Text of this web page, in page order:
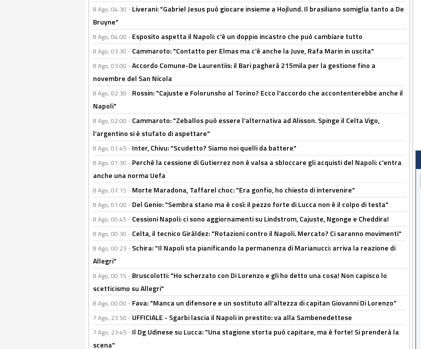
8 Ago, 04:30 - Liverani: "Gabriel Jesus può giocare insieme a Hojlund. Il brasiliano somiglia tanto a De
Bruyne"
8 Ago, 04:00 - Esposito aspetta il Napoli: c'è un doppio incastro che può cambiare tutto
8 Ago, 03:30 - Cammaroto: "Contatto per Elmas ma c'è anche la Juve, Rafa Marin in uscita"
8 Ago, 03:00 -Accordo Comune-De Laurentiis: il Bari pagherà 215mila per la gestione fino a
novembre del San Nicola
8 Ago, 02:30 - Rossin: "Cajuste e Folorunsho al Torino? Ecco l'accordo che accontenterebbe anche il
Napoli"
8 Ago, 02:00 - Cammaroto: "Zeballos può essere l’alternativa ad Alisson. Spinge il Celta Vigo,
l’argentino si è stufato di aspettare"
8 Ago, 01:45 - Inter, Chivu: "Scudetto? Siamo noi quelli da battere"
8 Ago, 01:30 - Perché la cessione di Gutierrez non è valsa a sbloccare gli acquisti del Napoli: c'entra
anche una norma Uefa
8 Ago, 01:15 - Morte Maradona, Taffarel choc: "Era gonfio, ho chiesto di intervenire"
8 Ago, 01:00 - Del Genio: "Sembra stano ma è così: il pezzo forte di Lucca non è il colpo di testa"
8 Ago, 00:45 - Cessioni Napoli: ci sono aggiornamenti su Lindstrom, Cajuste, Ngonge e Cheddira!
8 Ago, 00:30 - Celta, il tecnico Giráldez: "Rotazioni contro il Napoli. Mercato? Ci saranno movimenti"
8 Ago, 00:23 - Schira: "Il Napoli sta pianificando la permanenza di Marianucci: arriva la reazione di
Allegri"
8 Ago, 00:15 - Bruscolotti: "Ho scherzato con Di Lorenzo e gli ho detto una cosa! Non capisco lo
scetticismo su Allegri"
8 Ago, 00:00 - Fava: "Manca un difensore e un sostituto all’altezza di capitan Giovanni Di Lorenzo"
7 Ago, 23:50 - UFFICIALE - Sgarbi lascia il Napoli in prestito: va alla Sambenedettese
7 Ago, 23:45 - Il Dg Udinese su Lucca: "Una stagione storta può capitare, ma è forte! Si prenderà la
scena"